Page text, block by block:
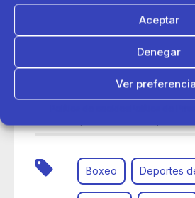
Aceptar
Denegar
Ver
09 de octubre 2017
Boxeo Deportes